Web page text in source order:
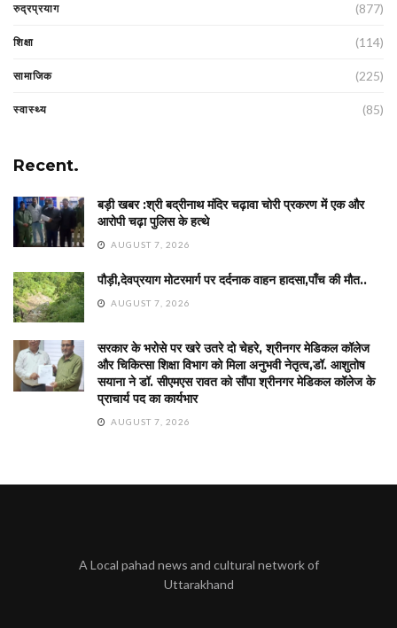
रुद्रप्रयाग (877)
शिक्षा (114)
सामाजिक (225)
स्वास्थ्य (85)
Recent.
बड़ी खबर :श्री बद्रीनाथ मंदिर चढ़ावा चोरी प्रकरण में एक और
आरोपी चढ़ा पुलिस के हत्थे
AUGUST 7, 2026
पौड़ी,देवप्रयाग मोटरमार्ग पर दर्दनाक वाहन हादसा,पाँच की मौत..
AUGUST 7, 2026
सरकार के भरोसे पर खरे उतरे दो चेहरे, श्रीनगर मेडिकल कॉलेज
और चिकित्सा शिक्षा विभाग को मिला अनुभवी नेतृत्व,डॉ. आशुतोष
सयाना ने डॉ. सीएमएस रावत को सौंपा श्रीनगर मेडिकल कॉलेज के
प्राचार्य पद का कार्यभार
AUGUST 7, 2026
A Local pahad news and cultural network of
Uttarakhand